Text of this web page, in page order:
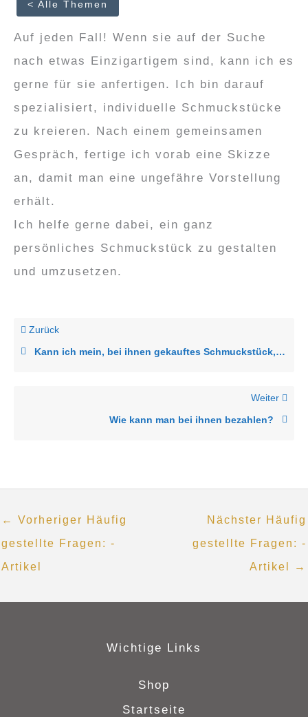
< Alle Themen
Auf jeden Fall! Wenn sie auf der Suche
nach etwas Einzigartigem sind, kann ich es
gerne für sie anfertigen. Ich bin darauf
spezialisiert, individuelle Schmuckstücke
zu kreieren. Nach einem gemeinsamen
Gespräch, fertige ich vorab eine Skizze
an, damit man eine ungefähre Vorstellung
erhält.
Ich helfe gerne dabei, ein ganz
persönliches Schmuckstück zu gestalten
und umzusetzen.
Zurück
Kann ich mein, bei ihnen gekauftes Schmuckstück, mit einem individuellen Akzent versehen lassen.
Weiter
Wie kann man bei ihnen bezahlen?
←
Vorheriger Häufig
gestellte Fragen: -
Artikel
Nächster Häufig
gestellte Fragen: -
Artikel
→
Wichtige Links
Shop
Startseite